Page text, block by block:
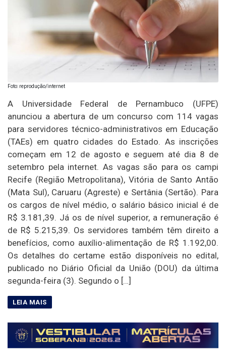
Foto: reprodução/internet
A Universidade Federal de Pernambuco (UFPE)
anunciou a abertura de um concurso com 114 vagas
para servidores técnico-administrativos em Educação
(TAEs) em quatro cidades do Estado. As inscrições
começam em 12 de agosto e seguem até dia 8 de
setembro pela internet. As vagas são para os campi
Recife (Região Metropolitana), Vitória de Santo Antão
(Mata Sul), Caruaru (Agreste) e Sertânia (Sertão). Para
os cargos de nível médio, o salário básico inicial é de
R$ 3.181,39. Já os de nível superior, a remuneração é
de R$ 5.215,39. Os servidores também têm direito a
benefícios, como auxílio-alimentação de R$ 1.192,00.
Os detalhes do certame estão disponíveis no edital,
publicado no Diário Oficial da União (DOU) da última
segunda-feira (3). Segundo o […]